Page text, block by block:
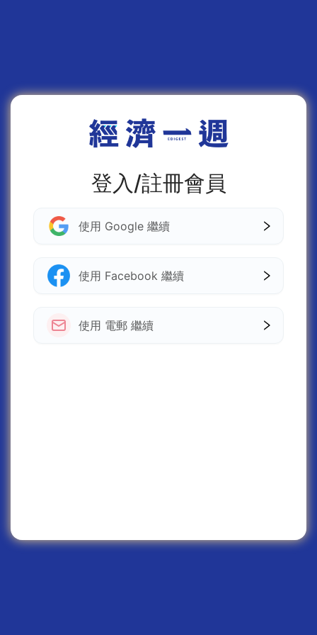
登入/註冊會員
使用 Google 繼續
使用 Facebook 繼續
使用 電郵 繼續